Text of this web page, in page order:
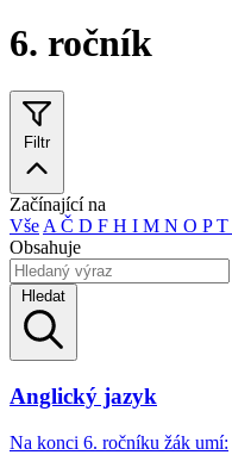
6. ročník
Filtr
Začínající na
Vše A Č D F H I M N O PT
Obsahuje
Hledat
Anglický jazyk
Na konci 6. ročníku žák umí: